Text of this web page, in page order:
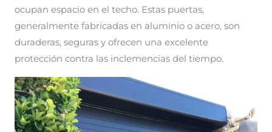
ocupan espacio en el techo. Estas puertas,
generalmente fabricadas en aluminio o acero, son
duraderas, seguras y ofrecen una excelente
protección contra las inclemencias del tiempo.